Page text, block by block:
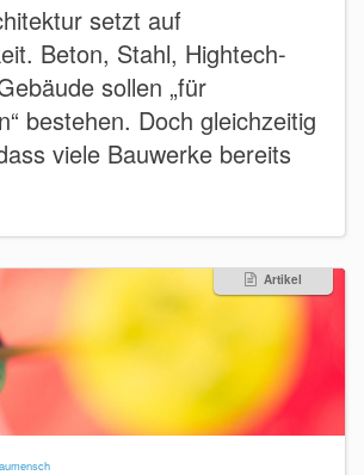
setzt auf
Beton, Stahl, Hightech-
sollen „für
bestehen. Doch gleichzeitig
viele Bauwerke bereits
Artikel